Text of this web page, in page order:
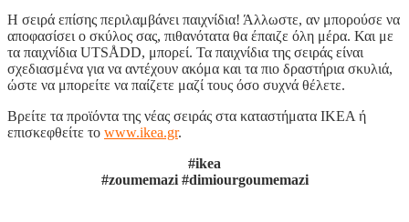
Η σειρά επίσης περιλαμβάνει παιχνίδια! Άλλωστε, αν μπορούσε να
αποφασίσει ο σκύλος σας, πιθανότατα θα έπαιζε όλη μέρα. Και με
τα παιχνίδια UTSÅDD, μπορεί. Τα παιχνίδια της σειράς είναι
σχεδιασμένα για να αντέχουν ακόμα και τα πιο δραστήρια σκυλιά,
ώστε να μπορείτε να παίζετε μαζί τους όσο συχνά θέλετε.
Βρείτε τα προϊόντα της νέας σειράς στα καταστήματα IKEA ή
επισκεφθείτε το www.ikea.gr.
#ikea
#zoumemazi #dimiourgoumemazi